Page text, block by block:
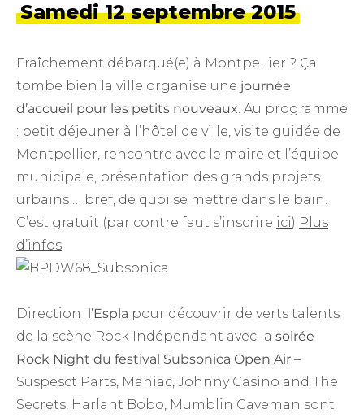
Samedi 12 septembre 2015
Fraîchement débarqué(e) à Montpellier ? Ça
tombe bien la ville organise une journée
d’accueil pour les petits nouveaux. Au programme
: petit déjeuner à l’hôtel de ville, visite guidée de
Montpellier, rencontre avec le maire et l’équipe
municipale, présentation des grands projets
urbains … bref, de quoi se mettre dans le bain.
C’est gratuit (par contre faut s’inscrire ici) Plus
d’infos
Direction l’Espla pour découvrir de verts talents
de la scène Rock Indépendant avec la soirée
Rock Night du festival Subsonica Open Air –
Suspesct Parts, Maniac, Johnny Casino and The
Secrets, Harlant Bobo, Mumblin Caveman sont